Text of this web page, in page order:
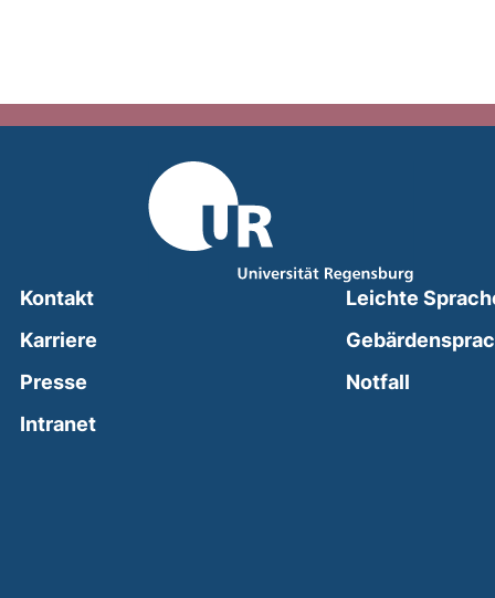
Kontakt
Karriere
Presse
Intranet(external link, opens in a new window)
Leichte
Notfall